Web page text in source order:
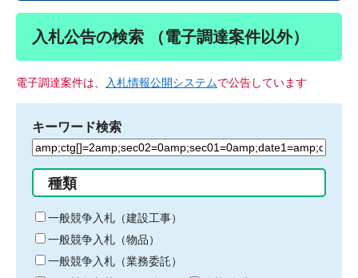
入札公告の検索 （電子調達案件以外）
電子調達案件は、 入札情報公開システムで公告しています
キーワード検索
検
る
キ
ー
ワ
ー
種類
一般競争入札（建設工事）
一般競争入札（物品）
一般競争入札（業務委託）